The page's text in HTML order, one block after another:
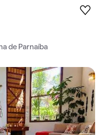
de Parnaíba